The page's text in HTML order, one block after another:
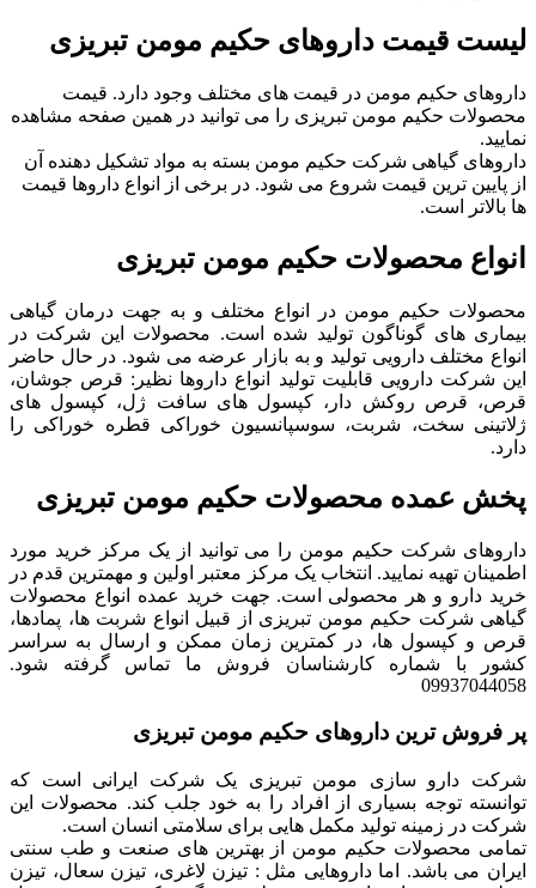
لیست قیمت داروهای حکیم مومن تبریزی
داروهای حکیم مومن در قیمت های مختلف وجود دارد. قیمت
محصولات حکیم مومن تبریزی را می توانید در همین صفحه مشاهده
نمایید.
داروهای گیاهی شرکت حکیم مومن بسته به مواد تشکیل دهنده آن
از پایین ترین قیمت شروع می شود. در برخی از انواع داروها قیمت
ها بالاتر است.
انواع محصولات حکیم مومن تبریزی
محصولات حکیم مومن در انواع مختلف و به جهت درمان گیاهی
بیماری های گوناگون تولید شده است. محصولات این شرکت در
انواع مختلف دارویی تولید و به بازار عرضه می شود. در حال حاضر
این شرکت دارویی قابلیت تولید انواع داروها نظیر: قرص جوشان،
قرص، قرص روکش دار، کپسول های سافت ژل، کپسول های
ژلاتینی سخت، شربت، سوسپانسیون خوراکی قطره خوراکی را
دارد.
پخش عمده محصولات حکیم مومن تبریزی
داروهای شرکت حکیم مومن را می توانید از یک مرکز خرید مورد
اطمینان تهیه نمایید. انتخاب یک مرکز معتبر اولین و مهمترین قدم در
خرید دارو و هر محصولی است. جهت خرید عمده انواع محصولات
گیاهی شرکت حکیم مومن تبریزی از قبیل انواع شربت ها، پمادها،
قرص و کپسول ها، در کمترین زمان ممکن و ارسال به سراسر
کشور با شماره کارشناسان فروش ما تماس گرفته شود.
09937044058
پر فروش ترین داروهای حکیم مومن تبریزی
شرکت دارو سازی مومن تبریزی یک شرکت ایرانی است که
توانسته توجه بسیاری از افراد را به خود جلب کند. محصولات این
شرکت در زمینه تولید مکمل هایی برای سلامتی انسان است.
تمامی محصولات حکیم مومن از بهترین های صنعت و طب سنتی
ایران می باشد. اما داروهایی مثل : تیزن لاغری، تیزن سعال، تیزن